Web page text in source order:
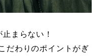
まらない！
だわりのポイントがぎ